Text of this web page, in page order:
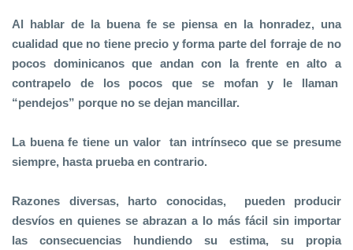
Al hablar de la buena fe se piensa en la honradez, una
cualidad que no tiene precio y forma parte del forraje de no
pocos dominicanos que andan con la frente en alto a
contrapelo de los pocos que se mofan y le llaman
“pendejos” porque no se dejan mancillar.
La buena fe tiene un valor tan intrínseco que se presume
siempre, hasta prueba en contrario.
Razones diversas, harto conocidas, pueden producir
desvíos en quienes se abrazan a lo más fácil sin importar
las consecuencias hundiendo su estima, su propia